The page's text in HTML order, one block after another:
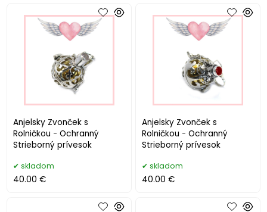
Anjelsky Zvonček s
Rolničkou - Ochranný
Strieborný prívesok
skladom
40.00 €
Anjelsky Zvonček s
Rolničkou - Ochranný
Strieborný prívesok
skladom
40.00 €